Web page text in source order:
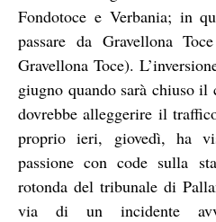
Fondotoce e Verbania; in
passare da Gravellona
Gravellona Toce).
giugno quando sarà chiuso il
dovrebbe alleggerire il
proprio ieri, giovedì, ha
passione con code sulla
rotonda del tribunale di
via di un incidente